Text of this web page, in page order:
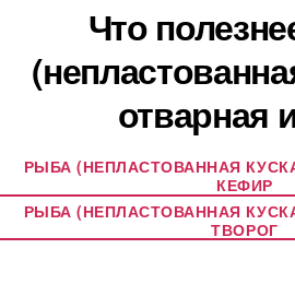
Что
отварная
РЫБА (НЕПЛАСТОВАННАЯ
КЕФИР
РЫБА (НЕПЛАСТОВАННАЯ
ТВОРОГ